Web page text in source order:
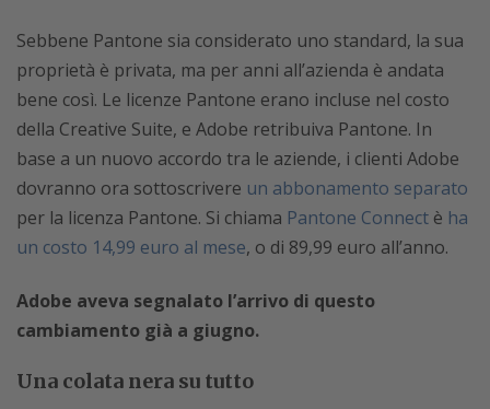
Sebbene Pantone sia considerato uno standard, la sua
proprietà è privata, ma per anni all’azienda è andata
bene così. Le licenze Pantone erano incluse nel costo
della Creative Suite, e Adobe retribuiva Pantone. In
base a un nuovo accordo tra le aziende, i clienti Adobe
dovranno ora sottoscrivere un abbonamento separato
per la licenza Pantone. Si chiama Pantone Connect è ha
un costo 14,99 euro al mese, o di 89,99 euro all’anno.
Adobe aveva segnalato l’arrivo di questo
cambiamento già a giugno.
Una colata nera su tutto